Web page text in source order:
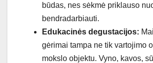
būdas, nes sėkmė priklauso
bendradarbiauti.
Edukacinės degustacijos:
gėrimai tampa ne tik vartojimo
mokslo objektu. Vyno, kavos,